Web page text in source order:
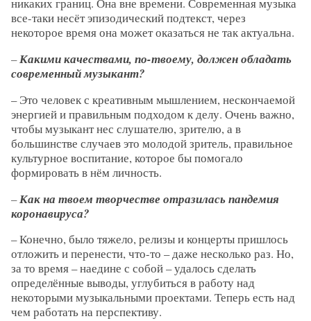
никаких границ. Она вне времени. Современная музыка
все-таки несёт эпизодический подтекст, через
некоторое время она может оказаться не так актуальна.
–Какими качествами, по-твоему, должен обладать
современный музыкант?
– Это человек с креативным мышлением, нескончаемой
энергией и правильным подходом к делу. Очень важно,
чтобы музыкант нес слушателю, зрителю, а в
большинстве случаев это молодой зритель, правильное
культурное воспитание, которое бы помогало
формировать в нём личность.
–Как на твоем творчестве отразилась пандемия
коронавируса?
– Конечно, было тяжело, релизы и концерты пришлось
отложить и перенести, что-то – даже несколько раз. Но,
за то время – наедине с собой – удалось сделать
определённые выводы, углубиться в работу над
некоторыми музыкальными проектами. Теперь есть над
чем работать на перспективу.